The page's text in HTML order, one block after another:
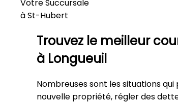
Votre Succursale
à St-Hubert
Trouvez le meilleur
à Longueuil
Nombreuses sont les situations
nouvelle propriété, régler des